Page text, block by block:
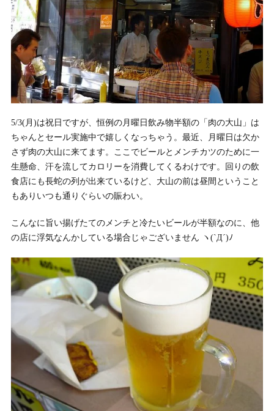
5/3(月)は祝日ですが、恒例の月曜日飲み物半額の「肉の大山」は
ちゃんとセール実施中で嬉しくなっちゃう。最近、月曜日は欠か
さず肉の大山に来てます。ここでビールとメンチカツのために一
生懸命、汗を流してカロリーを消費してくるわけです。回りの飲
食店にも長蛇の列が出来ているけど、大山の前は昼間ということ
もありいつも通りぐらいの賑わい。
こんなに旨い揚げたてのメンチと冷たいビールが半額なのに、他
の店に浮気なんかしている場合じゃございません ヽ(`Д´)ﾉ